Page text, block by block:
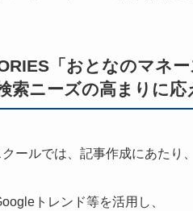
「おとなのマネ
索ニーズの高まりに応
ールでは、記事作成にあたり、
トレンド等を活用し、